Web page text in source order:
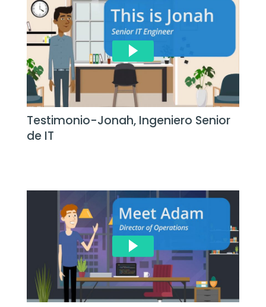
Testimonio-Jonah, Ingeniero Senior
de IT